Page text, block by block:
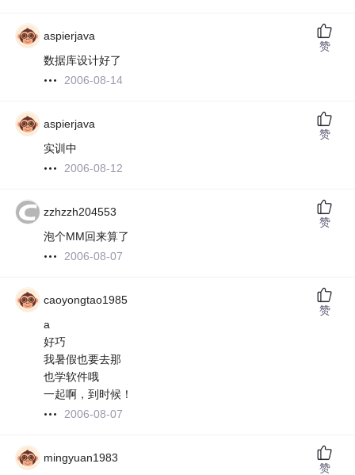
aspierjava
数据库设计好了
2006-08-14
赞
aspierjava
实训中
2006-08-12
赞
zzhzzh204553
泡个MM回来算了
2006-08-07
赞
caoyongtao1985
a
好巧
我暑假也要去那
也学软件哦
一起啊，到时候！
2006-08-07
赞
mingyuan1983
赞